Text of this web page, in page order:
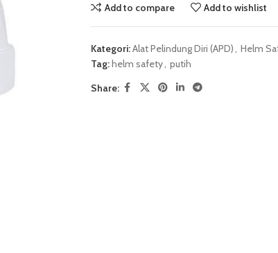
Add to compare Add to wishlist
Kategori:Alat Pelindung Diri (APD), Helm
Tag:helm safety, putih
Share: